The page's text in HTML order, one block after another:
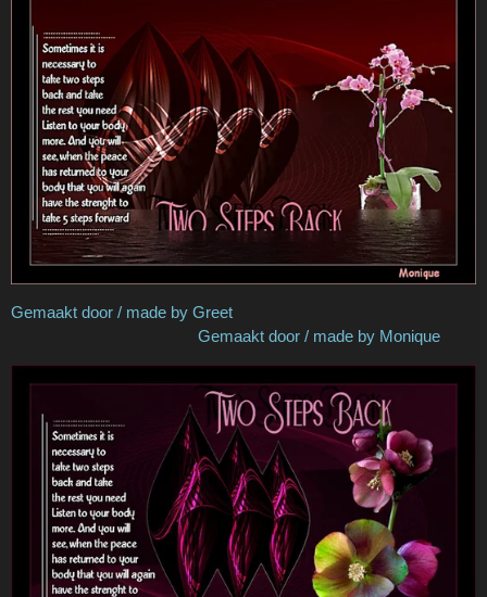
Gemaakt door / made by Greet
Gemaakt door / made by Monique